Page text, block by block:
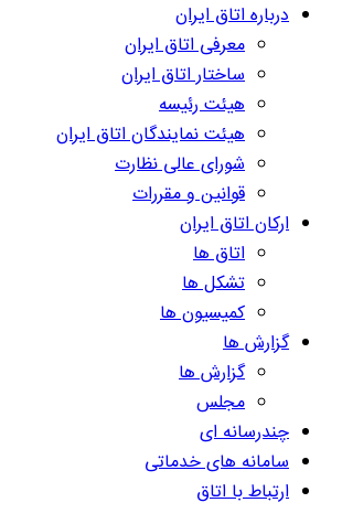
درباره اتاق ایران
معرفی اتاق ایران
ساختار اتاق ایران
هیئت رئیسه
هیئت نمایندگان اتاق ایران
شورای عالی نظارت
قوانین و مقررات
ارکان اتاق ایران
اتاق ها
تشکل ها
کمیسیون ها
گزارش ها
گزارش ها
مجلس
چندرسانه ای
سامانه های خدماتی
ارتباط با اتاق